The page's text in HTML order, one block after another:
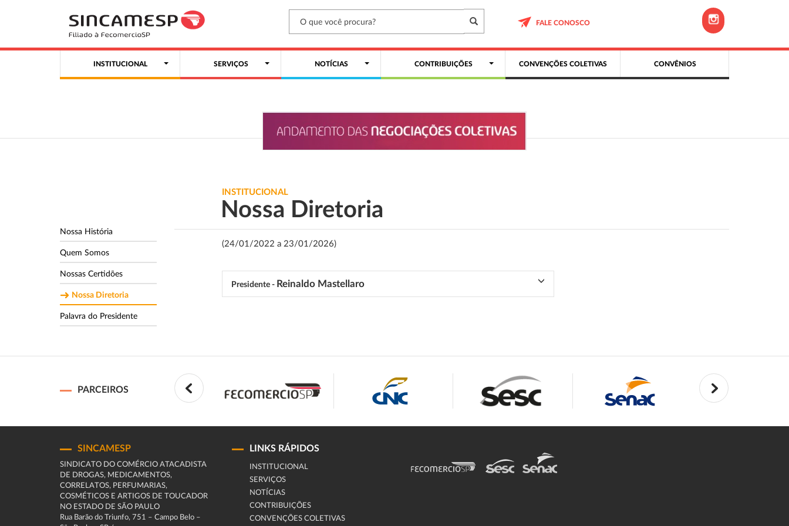
FALE CONOSCO
INSTITUCIONAL SERVIÇOS NOTÍCIAS CONTRIBUIÇÕES CONVENÇÕES COLETIVAS CONVÊNIOS
Nossa História
Quem Somos
Nossas Certidões
Nossa Diretoria
Palavra do Presidente
INSTITUCIONAL
Nossa Diretoria
(24/01/2022 a 23/01/2026)
Presidente - Reinaldo Mastellaro
PARCEIROS
SINCAMESP
SINDICATO DO COMÉRCIO ATACADISTA
DE DROGAS, MEDICAMENTOS,
CORRELATOS, PERFUMARIAS,
COSMÉTICOS E ARTIGOS DE TOUCADOR
NO ESTADO DE SÃO PAULO
Rua Barão do Triunfo, 751 – Campo Belo –
LINKS RÁPIDOS
INSTITUCIONAL
SERVIÇOS
NOTÍCIAS
CONTRIBUIÇÕES
CONVENÇÕES COLETIVAS